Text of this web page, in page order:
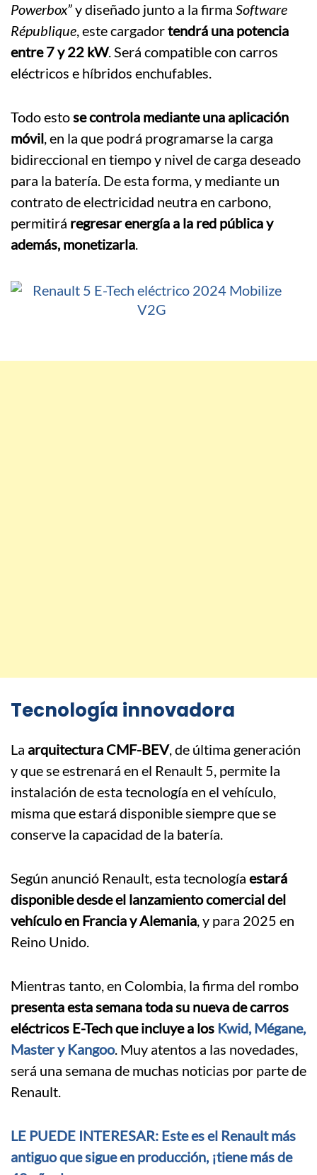
Powerbox”y diseñado junto a la firma Software
République, este cargadortendrá una potencia
entre 7 y 22 kW. Será compatible con carros
eléctricos e híbridos enchufables.
Todo estose controla mediante una aplicación
móvil, en la que podrá programarse la carga
bidireccional en tiempo y nivel de carga deseado
para la batería. De esta forma, y mediante un
contrato de electricidad neutra en carbono,
permitirá regresar energía a la red pública y
además, monetizarla.
Tecnología innovadora
La arquitectura CMF-BEV, de última generación
y que se estrenará en el Renault 5, permite la
instalación de esta tecnología en el vehículo,
misma que estará disponible siempre que se
conserve la capacidad de la batería.
Según anunció Renault, esta tecnología estará
disponible desde el lanzamiento comercial del
vehículo en Francia y Alemania, y para 2025 en
Reino Unido.
Mientras tanto, en Colombia, la firma del rombo
presenta esta semana toda su nueva de carros
eléctricos E-Tech que incluye a los Kwid, Mégane,
Master y Kangoo. Muy atentos a las novedades,
será una semana de muchas noticias por parte de
Renault.
LE PUEDE INTERESAR: Este es el Renault más
antiguo que sigue en producción, ¡tiene más de